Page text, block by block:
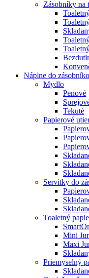
Zásobníky na
Náplne do
Mydlo
Penové
Tekuté
Papierové
Servítky do
Toaletný
Mini
Maxi
Priemyselný